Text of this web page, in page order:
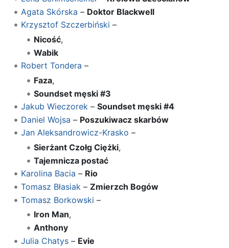
Agata Skórska – Doktor Blackwell
Krzysztof Szczerbiński –
Nicość,
Wabik
Robert Tondera –
Faza,
Soundset męski #3
Jakub Wieczorek– Soundset męski #4
Daniel Wojsa – Poszukiwacz skarbów
Jan Aleksandrowicz-Krasko –
Sierżant Czołg Ciężki,
Tajemnicza postać
Karolina Bacia – Rio
Tomasz Błasiak – Zmierzch Bogów
Tomasz Borkowski –
Iron Man,
Anthony
Julia Chatys– Evie